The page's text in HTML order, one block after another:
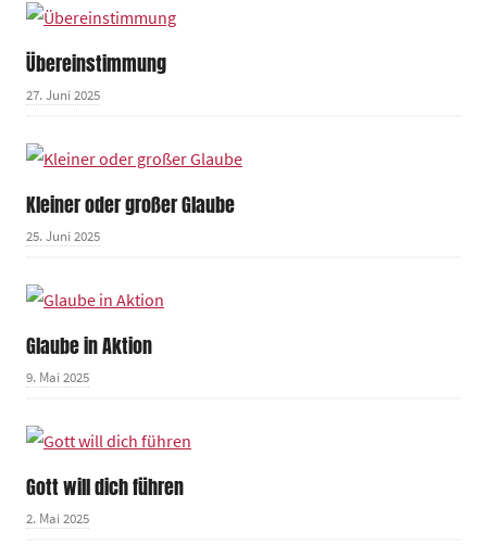
Übereinstimmung
27. Juni 2025
Kleiner oder großer Glaube
25. Juni 2025
Glaube in Aktion
9. Mai 2025
Gott will dich führen
2. Mai 2025